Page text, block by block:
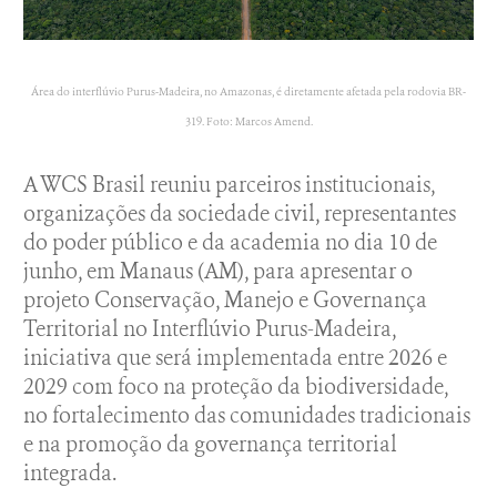
Área do interflúvio Purus-Madeira, no Amazonas, é diretamente afetada pela rodovia BR-
319. Foto: Marcos Amend.
A WCS Brasil reuniu parceiros institucionais,
organizações da sociedade civil, representantes
do poder público e da academia no dia 10 de
junho, em Manaus (AM), para apresentar o
projeto Conservação, Manejo e Governança
Territorial no Interflúvio Purus-Madeira,
iniciativa que será implementada entre 2026 e
2029 com foco na proteção da biodiversidade,
no fortalecimento das comunidades tradicionais
e na promoção da governança territorial
integrada.